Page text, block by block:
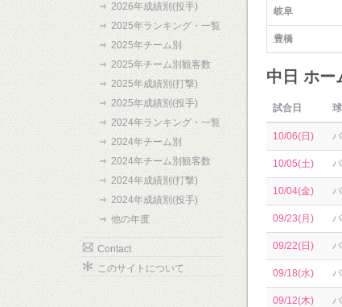
2026年成績別(投手)
2025年ランキング・一覧
2025年チーム別
2025年チーム別観客数
2025年成績別(打撃)
2025年成績別(投手)
2024年ランキング・一覧
2024年チーム別
2024年チーム別観客数
2024年成績別(打撃)
2024年成績別(投手)
他の年度
Contact
このサイトについて
岐阜
豊橋
中日 ホー
試合日
10/06(日)
10/05(土)
10/04(金)
09/23(月)
09/22(日)
09/18(水)
09/12(木)